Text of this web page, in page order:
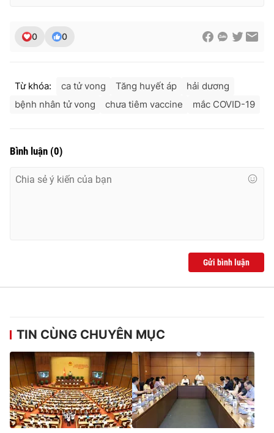
0 0
Từ khóa: ca tử vong Tăng huyết áp
hải dương
bệnh nhân tử vong
chưa tiêm vaccine mắc COVID-19
Bình luận (0)
Gửi bình luận
TIN CÙNG CHUYÊN MỤC